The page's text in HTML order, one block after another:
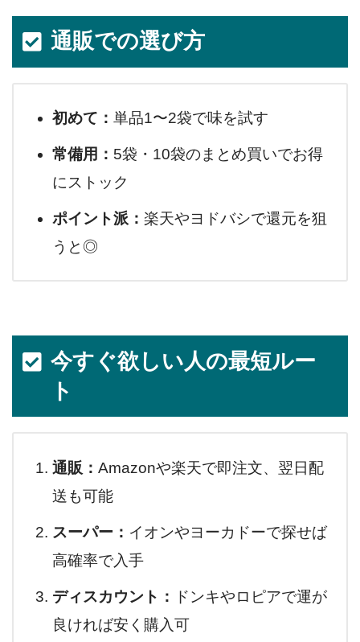
通販での選び方
初めて： 単品1〜2袋で味を試す
常備用： 5袋・10袋のまとめ買いでお得
にストック
ポイント派： 楽天やヨドバシで還元を狙
うと◎
今すぐ欲しい人の最短ルー
ト
通販： Amazonや楽天で即注文、翌日配
送も可能
スーパー： イオンやヨーカドーで探せば
高確率で入手
ディスカウント：
ドンキやロピアで運が
良ければ安く購入可